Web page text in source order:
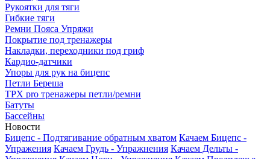
Рукоятки для тяги
Гибкие тяги
Ремни Пояса Упряжи
Покрытие под тренажеры
Накладки, переходники под гриф
Кардио-датчики
Упоры для рук на бицепс
Петли Береша
TРX pro тренажеры петли/ремни
Батуты
Бассейны
Новости
Бицепс - Подтягивание обратным хватом Качаем Бицепс -
Упражения Качаем Грудь - Упражнения Качаем Дельты -